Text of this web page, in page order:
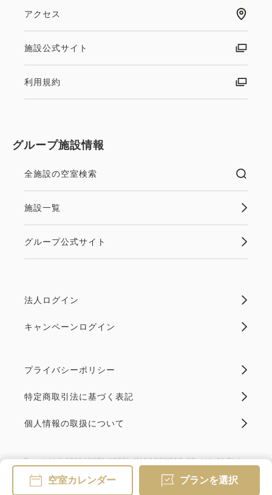
空室カレンダー プランを選択
アクセス
施設公式サイト
利用規約
グループ施設情報
全施設の空室検索
施設一覧
グループ公式サイト
法人ログイン
キャンペーンログイン
プライバシーポリシー
特定商取引法に基づく表記
個人情報の取扱について
Copyright © 2023 VISTA HOTEL MANAGEMENT CO.,Ltd. All Rights